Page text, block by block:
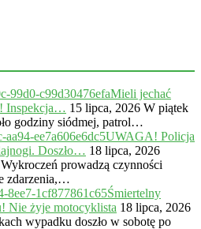
Mieli jechać
Inspekcja… 15 lipca, 2026 W piątek
godziny siódmej, patrol…
UWAGA! Policja
Doszło… 18 lipca, 2026
prowadzą czynności
zdarzenia,…
Śmiertelny
Nie żyje motocyklista 18 lipca, 2026
wypadku doszło w sobotę po